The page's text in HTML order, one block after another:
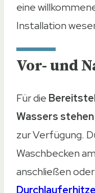
eine
Installation
Vor- und
Für die
Wassers
zur Verfügung.
Waschbecken
anschließen